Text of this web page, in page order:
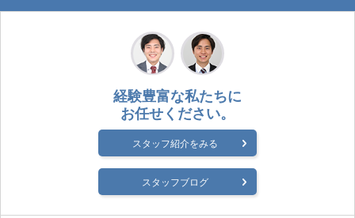
経験豊富な私たちに
お任せください。
スタッフ紹介をみる
スタッフブログ